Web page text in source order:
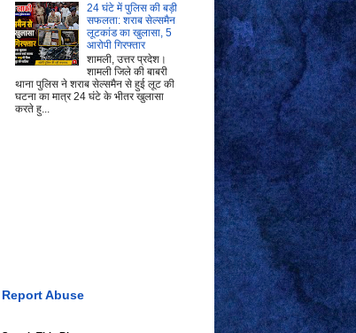
24 घंटे में पुलिस की बड़ी
सफलता: शराब सेल्समैन
लूटकांड का खुलासा, 5
आरोपी गिरफ्तार
शामली, उत्तर प्रदेश।
शामली जिले की बाबरी
थाना पुलिस ने शराब सेल्समैन से हुई लूट की
घटना का मात्र 24 घंटे के भीतर खुलासा
करते हु...
Report Abuse